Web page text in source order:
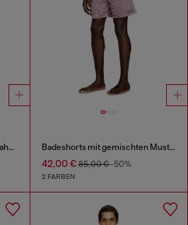
Badeshorts mit verblasstem Hahnentrittmuster Badeshorts mit gemischten Mustern
42,00 €85,00 €-50%
2 FARBEN